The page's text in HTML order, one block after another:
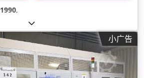
1990,
小广告